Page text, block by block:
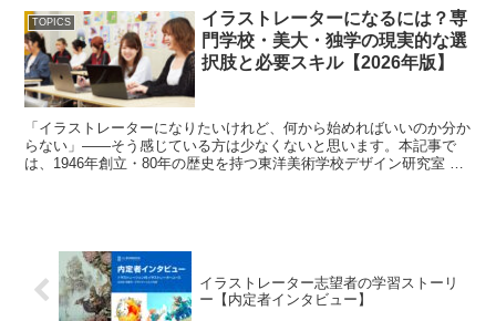
TOPICS
イラストレーターになるには？専
門学校・美大・独学の現実的な選
択肢と必要スキル【2026年版】
「イラストレーターになりたいけれど、何から始めればいいのか分か
らない」――そう感じている方は少なくないと思います。本記事で
は、1946年創立・80年の歴史を持つ東洋美術学校デザイン研究室 室
イラストレーター志望者の学習ストーリ
ー【内定者インタビュー】